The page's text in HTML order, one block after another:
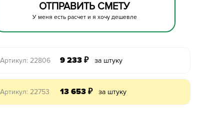
ОТПРАВИТЬ СМЕТУ
У меня есть расчет и я хочу дешевле
Артикул: 22806 9 233 ₽ за штуку
Артикул: 22753 13 653 ₽ за штуку